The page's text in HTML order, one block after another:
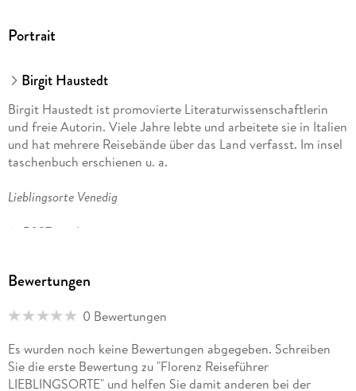
Portrait
Birgit Haustedt
Birgit Haustedt ist promovierte Literaturwissenschaftlerin
und freie Autorin. Viele Jahre lebte und arbeitete sie in Italien
und hat mehrere Reisebände über das Land verfasst. Im insel
taschenbuch erschienen u. a.
Lieblingsorte Venedig
(it 5027) und
Bewertungen
0 Bewertungen
Es wurden noch keine Bewertungen abgegeben. Schreiben
Sie die erste Bewertung zu "Florenz Reiseführer
LIEBLINGSORTE" und helfen Sie damit anderen bei der